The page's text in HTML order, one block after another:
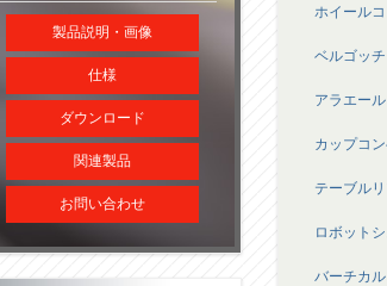
製品説明・画像
仕様
ダウンロード
関連製品
お問い合わせ
ホイール
ベルゴッ
アラエー
カップコ
テーブル
ロボット
バーチカ